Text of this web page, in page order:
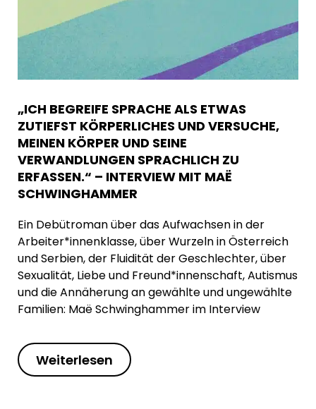
„ICH BEGREIFE SPRACHE ALS ETWAS
ZUTIEFST KÖRPERLICHES UND VERSUCHE,
MEINEN KÖRPER UND SEINE
VERWANDLUNGEN SPRACHLICH ZU
ERFASSEN.“ – INTERVIEW MIT MAË
SCHWINGHAMMER
Ein Debütroman über das Aufwachsen in der
Arbeiter*innenklasse, über Wurzeln in Österreich
und Serbien, der Fluidität der Geschlechter, über
Sexualität, Liebe und Freund*innenschaft, Autismus
und die Annäherung an gewählte und ungewählte
Familien: Maë Schwinghammer im Interview
Weiterlesen